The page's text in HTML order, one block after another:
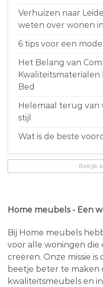
Verhuizen naar
weten over wonen
6 tips voor een
Het Belang van
Kwaliteitsmaterialen
Bed
Helemaal terug van
stijl
Wat is de beste
Bekijk
Home meubels - Een
Bij Home meubels
voor alle woningen
creëren. Onze missie
beetje beter te maken
kwaliteitsmeubels en